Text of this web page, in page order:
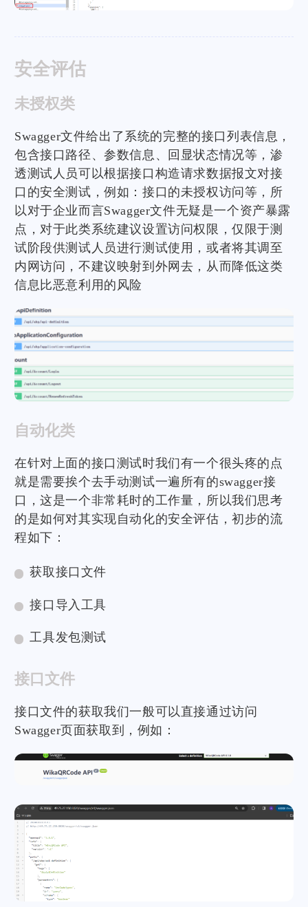
安全评估
未授权类
Swagger文件给出了系统的完整的接口列表信息，
包含接口路径、参数信息、回显状态情况等，渗
透测试人员可以根据接口构造请求数据报文对接
口的安全测试，例如：接口的未授权访问等，所
以对于企业而言Swagger文件无疑是一个资产暴露
点，对于此类系统建议设置访问权限，仅限于测
试阶段供测试人员进行测试使用，或者将其调至
内网访问，不建议映射到外网去，从而降低这类
信息比恶意利用的风险
自动化类
在针对上面的接口测试时我们有一个很头疼的点
就是需要挨个去手动测试一遍所有的swagger接
口，这是一个非常耗时的工作量，所以我们思考
的是如何对其实现自动化的安全评估，初步的流
程如下：
获取接口文件
接口导入工具
工具发包测试
接口文件
接口文件的获取我们一般可以直接通过访问
Swagger页面获取到，例如：